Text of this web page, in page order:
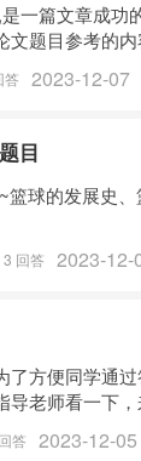
一篇文章成功
文题目参考的
应用 2. 经济问
推理 4. 直觉思
答 2023-12-07
目
球的发展史
3 回答 2023-12-
了方便同学通
导老师看一下
答 2023-12-05